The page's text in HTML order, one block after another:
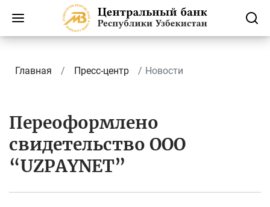
Главная Пресс-центр Новости
Переоформлено
свидетельство ООО
“UZPAYNET”